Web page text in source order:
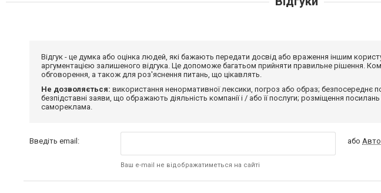
Відгук - це думка або оцінка людей, які бажають передати досвід або враження іншим
аргументацією залишеного відгука. Це допоможе багатьом прийняти правильне рішення.
обговорення, а також для роз'яснення питань, що цікавлять.
Не дозволяється: використання ненормативної лексики, погроз або образ; безпосереднє
безпідставні заяви, що ображають діяльність компанії і / або її послуги; розміщення
самореклама.
Введіть email:
Ваш e-mail не відображатиметься на сайті
або